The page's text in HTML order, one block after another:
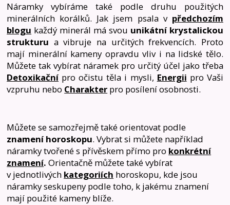
Náramky vybíráme také podle druhu použitých
minerálních korálků. Jak jsem psala v předchozím
blogu každý minerál má svou unikátní krystalickou
strukturu a vibruje na určitých frekvencích. Proto
mají minerální kameny opravdu vliv i na lidské tělo.
Můžete tak vybírat náramek pro určitý účel jako třeba
Detoxikačnípro očistu těla i mysli, Energii pro Vaši
vzpruhu nebo Charakter pro posílení osobnosti.
Můžete se samozřejmě také orientovat podle
znamení horoskopu. Vybrat si můžete například
náramky tvořené s přívěskem přímo pro konkrétní
znamení. Orientačně můžete také vybírat
v jednotlivých kategoriích horoskopu, kde jsou
náramky seskupeny podle toho, k jakému znamení
mají použité kameny blíže.